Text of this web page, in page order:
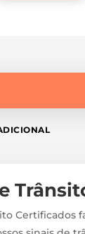
Certificados